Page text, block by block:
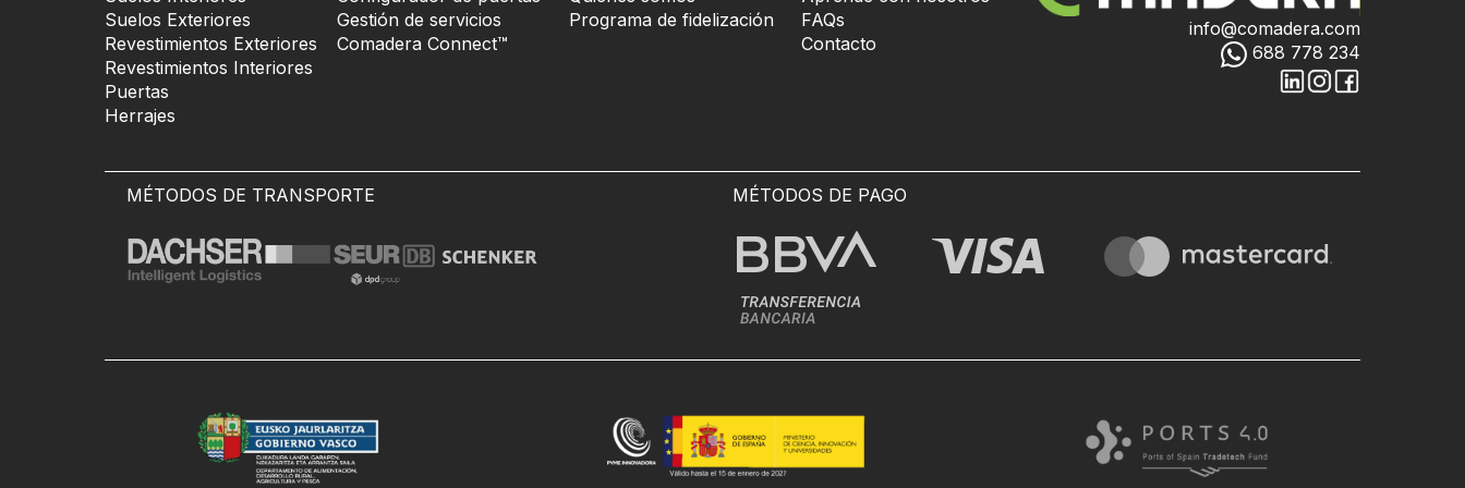
Suelos Exteriores
Revestimientos Exteriores
Revestimientos Interiores
Puertas
Herrajes
Gestión de servicios
Comadera Connect™
Programa de fidelización
FAQs
Contacto
info@comadera.com
688 778 234
MÉTODOS DE TRANSPORTE MÉTODOS DE PAGO